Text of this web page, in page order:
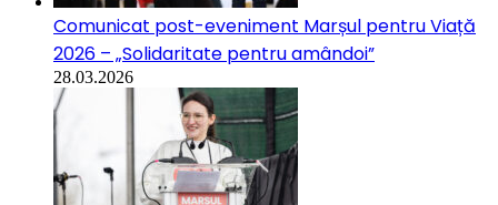
Comunicat post-eveniment Marșul pentru Viață
2026 – „Solidaritate pentru amândoi”
28.03.2026